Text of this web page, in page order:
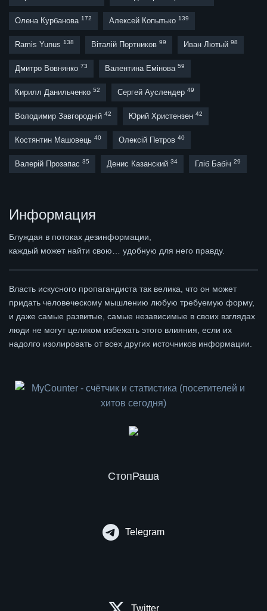
Олена Курбанова 172 Алексей Копытько 139
Ramis Yunus 138 Віталій Портников 99 Иван Лютый 98
Дмитро Вовнянко 73 Валентина Емінова 59
Кирилл Данильченко 52 Сергей Ауслендер 49
Володимир Завгородній 42 Юрий Христензен 42
Костянтин Машовець 40 Олексій Петров 40
Валерій Прозапас 35 Денис Казанский 34 Гліб Бабіч 29
Информация
Блуждая в потоках дезинформации,
каждый может найти свою… удобную для него правду.
Власть искусного пропагандиста так велика, что он может
придать человеческому мышлению любую требуемую форму,
и даже самые развитые, самые независимые в своих взглядах
люди не могут целиком избежать этого влияния, если их
надолго изолировать от всех других источников информации.
СтопРаша
Telegram
Twitter